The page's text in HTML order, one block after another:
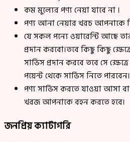
কম মুল্যের পণ্য নেয়া যাবে না ।
পণ্য আনা নেয়ার খরচ আপনাকে
যে সকল পন্যে ওয়ারেন্টি আছে
প্রদান করবো।তবে কিছু কিছু
সার্ভিস প্রদান করবে তবে সে
পয়েন্ট থেকে সার্ভিস নিতে পারবেন।
পণ্য সার্ভিস করতে যাওয়া আসা
খরজ আপনাকে বহন করতে হবে।
জনপ্রিয় ক্যাটাগরি